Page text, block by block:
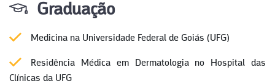
Graduação
Medicina na Universidade Federal de Goiás (UFG)
Residência Médica em Dermatologia no Hospital das
Clínicas da UFG